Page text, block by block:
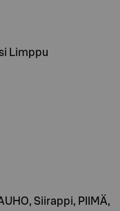
Limppu
Siirappi, PIIMÄ,